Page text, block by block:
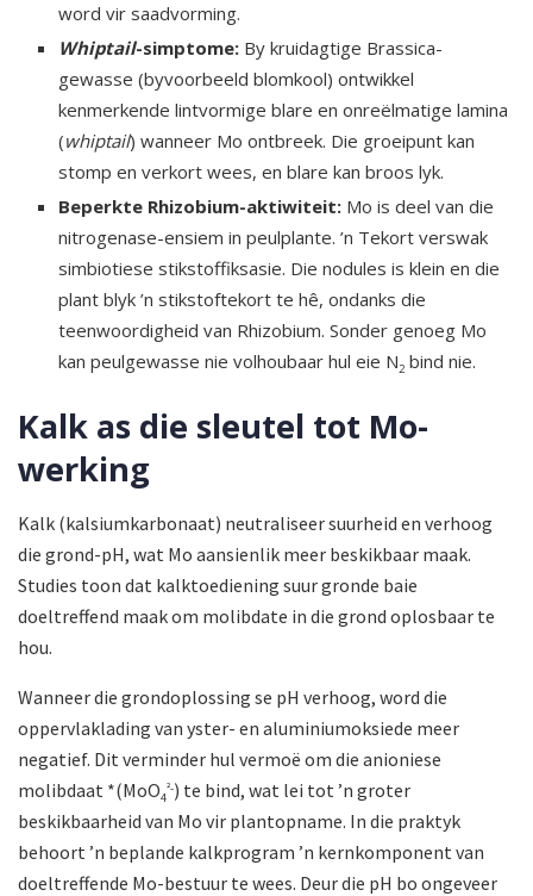
word vir saadvorming.
Whiptail-simptome: By kruidagtige Brassica-
gewasse (byvoorbeeld blomkool) ontwikkel
kenmerkende lintvormige blare en onreëlmatige lamina
(whiptail) wanneer Mo ontbreek. Die groeipunt kan
stomp en verkort wees, en blare kan broos lyk.
Beperkte Rhizobium-aktiwiteit: Mo is deel van die
nitro­genase-ensiem in peulplante. ’n Tekort verswak
simbiotiese stikstoffiksasie. Die nodules is klein en die
plant blyk ’n stikstoftekort te hê, ondanks die
teenwoordigheid van Rhizobium. Sonder genoeg Mo
kan peulgewasse nie volhoubaar hul eie N2 bind nie.
Kalk as die sleutel tot Mo-
werking
Kalk (kalsiumkarbonaat) neutraliseer suurheid en verhoog
die grond-pH, wat Mo aansienlik meer beskikbaar maak.
Studies toon dat kalktoediening suur gronde baie
doeltreffend maak om molibdate in die grond oplosbaar te
hou.
Wanneer die grondoplossing se pH verhoog, word die
oppervlaklading van yster- en aluminiumoksiede meer
negatief. Dit verminder hul vermoë om die anioniese
molibdaat *(MoO4
²-) te bind, wat lei tot ’n groter
beskikbaarheid van Mo vir plantopname. In die praktyk
behoort ’n beplande kalkprogram ’n kernkomponent van
doeltreffende Mo-bestuur te wees. Deur die pH bo ongeveer